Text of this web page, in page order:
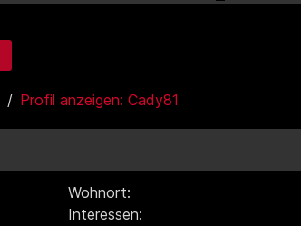
Profil anzeigen: Cady81
Wohnort:
Interessen: